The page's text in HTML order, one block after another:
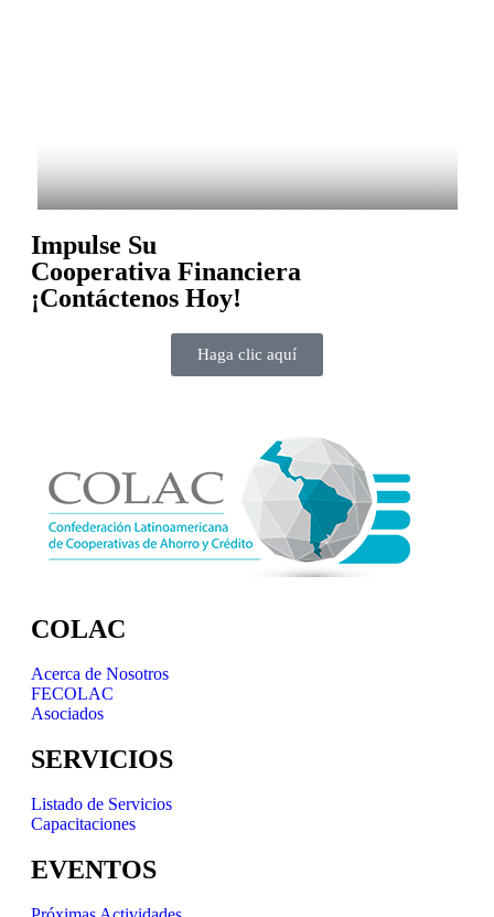
Impulse Su
Cooperativa Financiera
¡Contáctenos Hoy!
Haga clic aquí
COLAC
Acerca de Nosotros
FECOLAC
Asociados
SERVICIOS
Listado de Servicios
Capacitaciones
EVENTOS